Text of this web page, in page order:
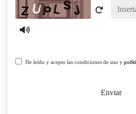
Captcha
He leído y acepto las condiciones de uso y
Enviar